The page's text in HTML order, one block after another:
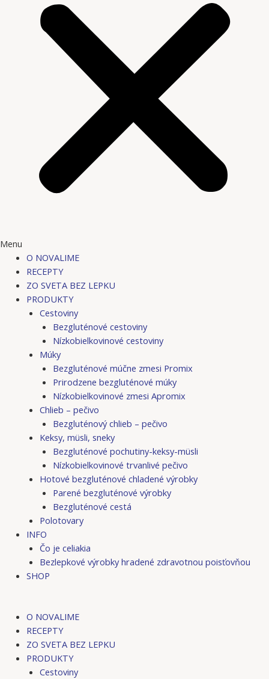
Menu
O NOVALIME
RECEPTY
ZO SVETA BEZ LEPKU
PRODUKTY
Cestoviny
Bezgluténové cestoviny
Nízkobielkovinové cestoviny
Múky
Bezgluténové múčne zmesi Promix
Prirodzene bezgluténové múky
Nízkobielkovinové zmesi Apromix
Chlieb – pečivo
Bezgluténový chlieb – pečivo
Keksy, müsli, sneky
Bezgluténové pochutiny-keksy-müsli
Nízkobielkovinové trvanlivé pečivo
Hotové bezgluténové chladené výrobky
Parené bezgluténové výrobky
Bezgluténové cestá
Polotovary
INFO
Čo je celiakia
Bezlepkové výrobky hradené zdravotnou poisťovňou
SHOP
O NOVALIME
RECEPTY
ZO SVETA BEZ LEPKU
PRODUKTY
Cestoviny